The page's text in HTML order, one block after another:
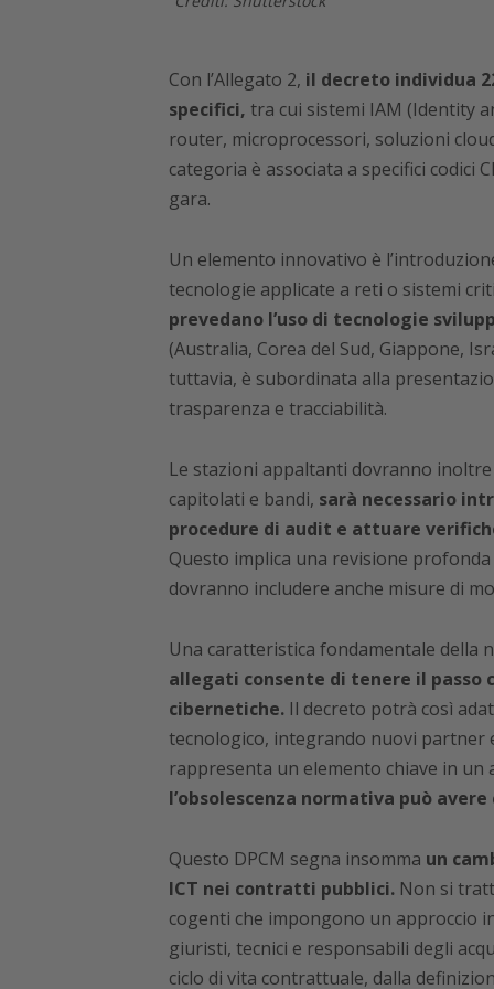
Con l’Allegato 2, il decreto individua
specifici, tra cui sistemi IAM (Identity
router, microprocessori, soluzioni
categoria è associata a specifici codici
gara.
Un elemento innovativo è
tecnologie applicate a reti o sistemi
prevedano l’uso di tecnologie
(Australia, Corea del Sud, Giappone,
tuttavia, è subordinata alla
trasparenza e tracciabilità.
Le stazioni appaltanti dovranno
capitolati e bandi, sarà necessario
procedure di audit e attuare
Questo implica una revisione
dovranno includere anche misure di
Una caratteristica fondamentale della
allegati consente di tenere il passo
cibernetiche.Il decreto potrà così
tecnologico, integrando nuovi partner
rappresenta un elemento chiave in un
l’obsolescenza normativa può
Questo DPCM segna insomma un
ICT nei contratti pubblici.Non si
cogenti che impongono un approccio
giuristi, tecnici e responsabili degli
ciclo di vita contrattuale, dalla